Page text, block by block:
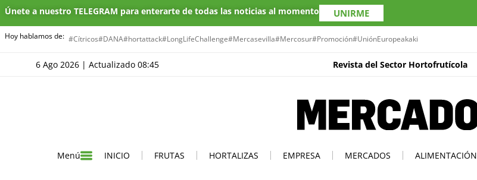
Únete a nuestro TELEGRAM para enterarte de todas las noticias al momento UNIRME
Hoy hablamos de: #Cítricos#DANA#hortattack#LongLifeChallenge#Mercasevilla#Mercosur#Promoción#UniónEuropeakaki
6 Ago 2026 | Actualizado 08:45 Revista del Sector Hortofrutícola
Menú INICIO FRUTAS HORTALIZAS EMPRESA MERCADOS ALIMENTACIÓN